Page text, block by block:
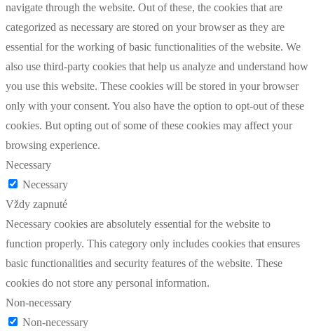
navigate through the website. Out of these, the cookies that are
categorized as necessary are stored on your browser as they are
essential for the working of basic functionalities of the website. We
also use third-party cookies that help us analyze and understand how
you use this website. These cookies will be stored in your browser
only with your consent. You also have the option to opt-out of these
cookies. But opting out of some of these cookies may affect your
browsing experience.
Necessary
Necessary
Vždy zapnuté
Necessary cookies are absolutely essential for the website to
function properly. This category only includes cookies that ensures
basic functionalities and security features of the website. These
cookies do not store any personal information.
Non-necessary
Non-necessary